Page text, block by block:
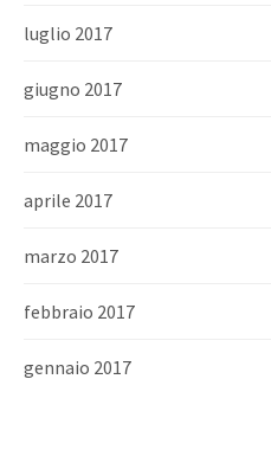
luglio 2017
giugno 2017
maggio 2017
aprile 2017
marzo 2017
febbraio 2017
gennaio 2017